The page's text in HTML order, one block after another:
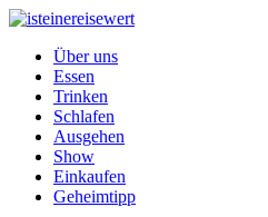
Über uns
Essen
Trinken
Schlafen
Ausgehen
Show
Einkaufen
Geheimtipp